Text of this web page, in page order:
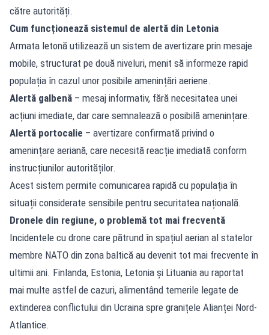
către autorități.
Cum funcționează sistemul de alertă din Letonia
Armata letonă utilizează un sistem de avertizare prin mesaje
mobile, structurat pe două niveluri, menit să informeze rapid
populația în cazul unor posibile amenințări aeriene.
Alertă galbenă – mesaj informativ, fără necesitatea unei
acțiuni imediate, dar care semnalează o posibilă amenințare.
Alertă portocalie – avertizare confirmată privind o
amenințare aeriană, care necesită reacție imediată conform
instrucțiunilor autorităților.
Acest sistem permite comunicarea rapidă cu populația în
situații considerate sensibile pentru securitatea națională.
Dronele din regiune, o problemă tot mai frecventă
Incidentele cu drone care pătrund în spațiul aerian al statelor
membre NATO din zona baltică au devenit tot mai frecvente în
ultimii ani. Finlanda, Estonia, Letonia și Lituania au raportat
mai multe astfel de cazuri, alimentând temerile legate de
extinderea conflictului din Ucraina spre granițele Alianței Nord-
Atlantice.